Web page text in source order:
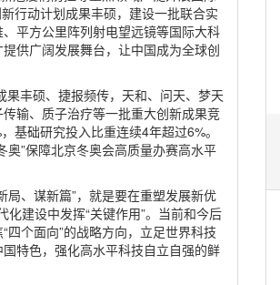
行动计划成果丰硕，建设一批联合实
平方公里阵列射电望远镜等国际大科
供广阔发展舞台，让中国成为全球创
丰硕、捷报频传，天和、问天、梦天
输、质子治疗等一批重大创新成果竞
基础研究投入比重连续4年超过6%。
”保障北京冬奥会高质量办赛高水平
、谋新篇”，就是要在重塑发展新优
化建设中发挥“关键作用”。当前和今后
个面向”的战略方向，立足世界科技
特色，强化高水平科技自立自强的鲜